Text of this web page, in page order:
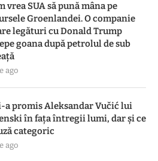
vrea SUA să pună mâna pe
Groenlandei. O companie
legături cu Donald Trump
goana după petrolul de sub
ago
a promis Aleksandar Vučić lui
în fața întregii lumi, dar și ce
categoric
ago